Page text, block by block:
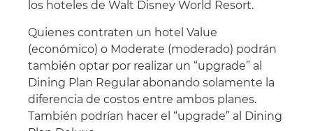
los hoteles de Walt Disney World Resort.
Quienes contraten un hotel Value
(económico) o Moderate (moderado) podrán
también optar por realizar un “upgrade” al
Dining Plan Regular abonando solamente la
diferencia de costos entre ambos planes.
También podrían hacer el “upgrade” al Dining